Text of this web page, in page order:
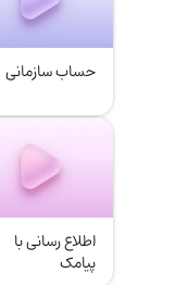
حساب سازمانی
اطلاع رسانی با
پیامک